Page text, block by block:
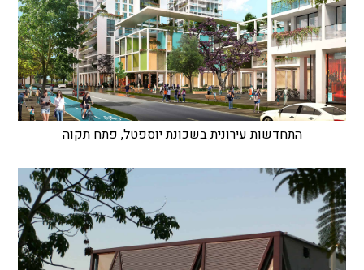
התחדשות עירונית בשכונת יוספטל, פתח תקוה